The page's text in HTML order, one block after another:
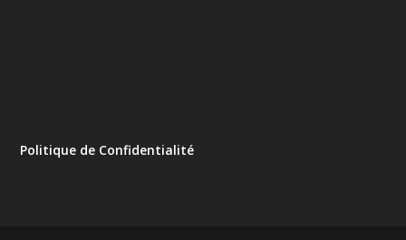
Politique de Confidentialité